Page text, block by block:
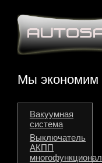
Мы экономим
Вакуумная
система
Выключатель
АКПП